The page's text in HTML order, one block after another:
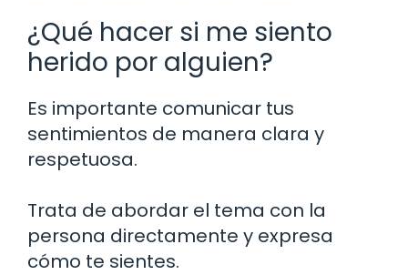
¿Qué hacer si me siento
herido por alguien?
Es importante comunicar tus
sentimientos de manera clara y
respetuosa.
Trata de abordar el tema con la
persona directamente y expresa
cómo te sientes.